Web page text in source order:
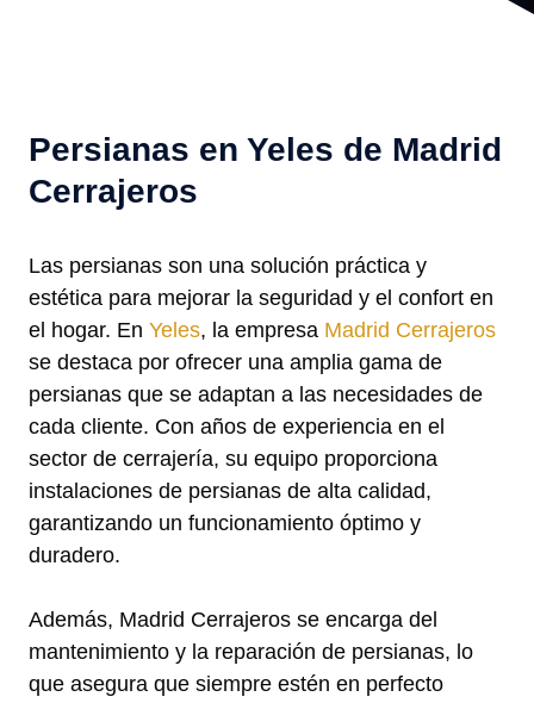
Persianas en Yeles de Madrid
Cerrajeros
Las persianas son una solución práctica y
estética para mejorar la seguridad y el confort en
el hogar. En Yeles, la empresa Madrid Cerrajeros
se destaca por ofrecer una amplia gama de
persianas que se adaptan a las necesidades de
cada cliente. Con años de experiencia en el
sector de cerrajería, su equipo proporciona
instalaciones de persianas de alta calidad,
garantizando un funcionamiento óptimo y
duradero.
Además, Madrid Cerrajeros se encarga del
mantenimiento y la reparación de persianas, lo
que asegura que siempre estén en perfecto